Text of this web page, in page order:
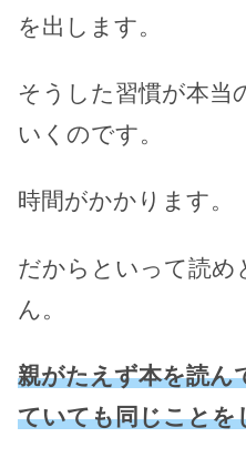
を出します。
そうした習慣が本当
いくのです。
時間がかかります。
だからといって読め
ん。
親がたえず本を読ん
ていても同じことを